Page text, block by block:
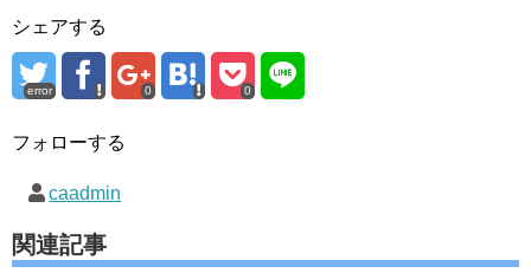
シェアする
error 0 0
フォローする
caadmin
関連記事